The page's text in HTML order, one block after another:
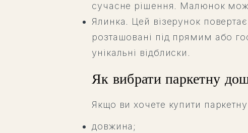
сучасне рішення. Малюнок
Ялинка. Цей візерунок
розташовані під прямим або
унікальні відблиски.
Як вибрати паркетну
Якщо ви хочете купити
довжина;